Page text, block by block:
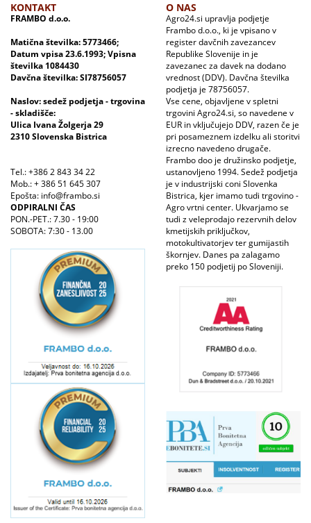
KONTAKT
FRAMBO d.o.o.
Matična številka: 5773466;
Datum vpisa 23.6.1993; Vpisna
številka 1084430
Davčna številka: SI78756057
Naslov: sedež podjetja - trgovina
- skladišče:
Ulica Ivana Žolgerja 29
2310 Slovenska Bistrica
Tel.: +386 2 843 34 22
Mob.: + 386 51 645 307
Epošta: info@frambo.si
ODPIRALNI ČAS
PON.-PET.: 7.30 - 19:00
SOBOTA: 7:30 - 13.00
O NAS
Agro24.si upravlja podjetje
Frambo d.o.o., ki je vpisano v
register davčnih zavezancev
Republike Slovenije in je
zavezanec za davek na dodano
vrednost (DDV). Davčna številka
podjetja je 78756057.
Vse cene, objavljene v spletni
trgovini Agro24.si, so navedene v
EUR in vključujejo DDV, razen če je
pri posameznem izdelku ali storitvi
izrecno navedeno drugače.
Frambo doo je družinsko podjetje,
ustanovljeno 1994. Sedež podjetja
je v industrijski coni Slovenka
Bistrica, kjer imamo tudi trgovino -
Agro vrtni center. Ukvarjamo se
tudi z veleprodajo rezervnih delov
kmetijskih priključkov,
motokultivatorjev ter gumijastih
škornjev. Danes pa zalagamo
preko 150 podjetij po Sloveniji.